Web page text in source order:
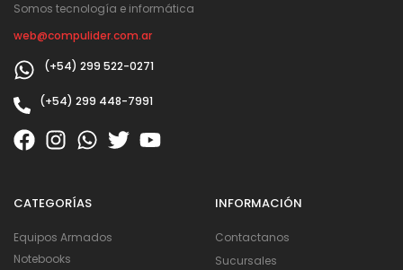
Somos tecnología e informática
web@compulider.com.ar
(+54) 299 522-0271
(+54) 299 448-7991
CATEGORÍAS
Equipos Armados
Notebooks
INFORMACIÓN
Contactanos
Sucursales